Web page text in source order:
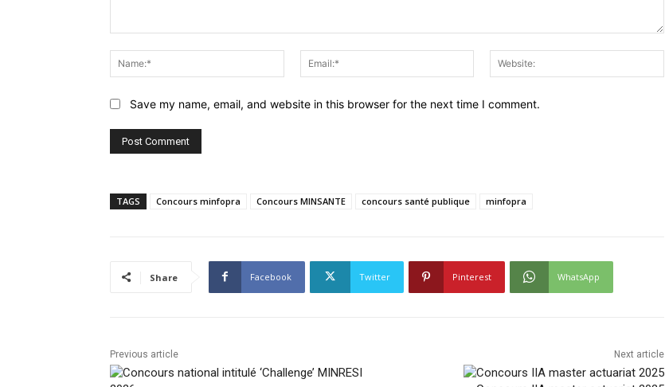
Name:*
Email:*
Save my name, email, and website in this browser for the next time I comment.
TAGS Concours minfopra Concours MINSANTE concours santé publique minfopra
Share Facebook Twitter Pinterest WhatsApp
Previous article Next article